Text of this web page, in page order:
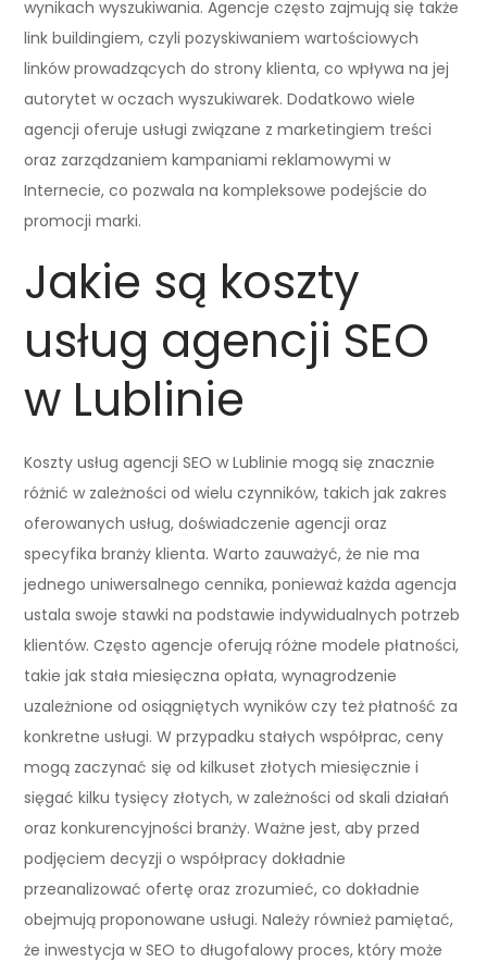
wynikach wyszukiwania. Agencje często zajmują się także
link buildingiem, czyli pozyskiwaniem wartościowych
linków prowadzących do strony klienta, co wpływa na jej
autorytet w oczach wyszukiwarek. Dodatkowo wiele
agencji oferuje usługi związane z marketingiem treści
oraz zarządzaniem kampaniami reklamowymi w
Internecie, co pozwala na kompleksowe podejście do
promocji marki.
Jakie są koszty
usług agencji SEO
w Lublinie
Koszty usług agencji SEO w Lublinie mogą się znacznie
różnić w zależności od wielu czynników, takich jak zakres
oferowanych usług, doświadczenie agencji oraz
specyfika branży klienta. Warto zauważyć, że nie ma
jednego uniwersalnego cennika, ponieważ każda agencja
ustala swoje stawki na podstawie indywidualnych potrzeb
klientów. Często agencje oferują różne modele płatności,
takie jak stała miesięczna opłata, wynagrodzenie
uzależnione od osiągniętych wyników czy też płatność za
konkretne usługi. W przypadku stałych współprac, ceny
mogą zaczynać się od kilkuset złotych miesięcznie i
sięgać kilku tysięcy złotych, w zależności od skali działań
oraz konkurencyjności branży. Ważne jest, aby przed
podjęciem decyzji o współpracy dokładnie
przeanalizować ofertę oraz zrozumieć, co dokładnie
obejmują proponowane usługi. Należy również pamiętać,
że inwestycja w SEO to długofalowy proces, który może